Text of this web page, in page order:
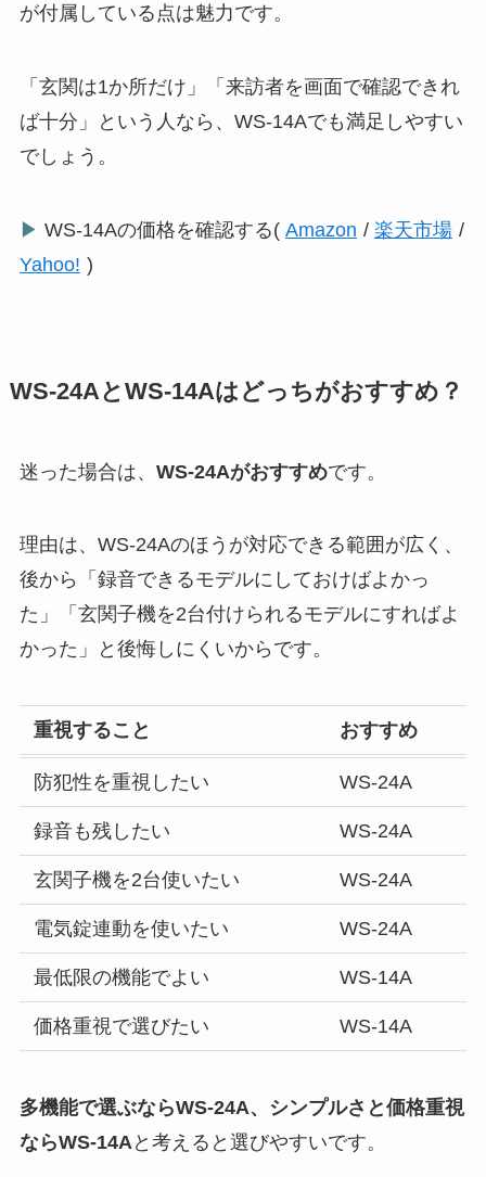
が付属している点は魅力です。
「玄関は1か所だけ」「来訪者を画面で確認できれ
ば十分」という人なら、WS-14Aでも満足しやすい
でしょう。
▶ WS-14Aの価格を確認する( Amazon / 楽天市場 /
Yahoo! )
WS-24AとWS-14Aはどっちがおすすめ？
迷った場合は、 WS-24Aがおすすめです。
理由は、WS-24Aのほうが対応できる範囲が広く、
後から「録音できるモデルにしておけばよかっ
た」「玄関子機を2台付けられるモデルにすればよ
かった」と後悔しにくいからです。
重視すること おすすめ
防犯性を重視したい WS-24A
録音も残したい WS-24A
玄関子機を2台使いたい WS-24A
電気錠連動を使いたい WS-24A
最低限の機能でよい WS-14A
価格重視で選びたい WS-14A
多機能で選ぶならWS-24A、シンプルさと価格重視
ならWS-14Aと考えると選びやすいです。